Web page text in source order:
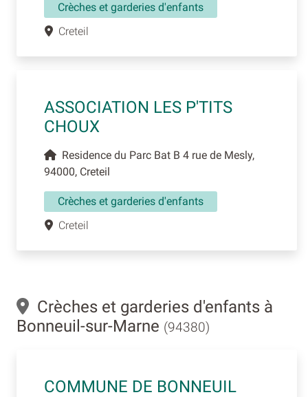
Crèches et garderies d'enfants
Creteil
ASSOCIATION LES P'TITS
CHOUX
Residence du Parc Bat B 4 rue de Mesly,
94000, Creteil
Crèches et garderies d'enfants
Creteil
Crèches et garderies d'enfants à
Bonneuil-sur-Marne (94380)
COMMUNE DE BONNEUIL